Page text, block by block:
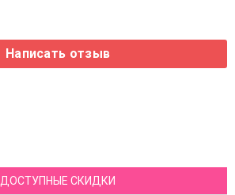
ДОСТУПНЫЕ СКИДКИ